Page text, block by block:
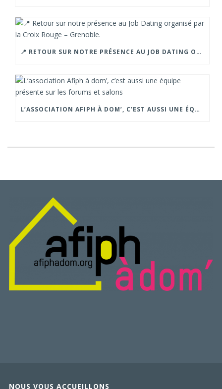
📍 RETOUR SUR NOTRE PRÉSENCE AU JOB DATING ORGANISÉ PAR LA CROIX ROUGE – GRENOBLE.
L’ASSOCIATION AFIPH À DOM’, C’EST AUSSI UNE ÉQUIPE PRÉSENTE SUR LES FORUMS ET SALONS
NOUS VOUS ACCUEILLONS